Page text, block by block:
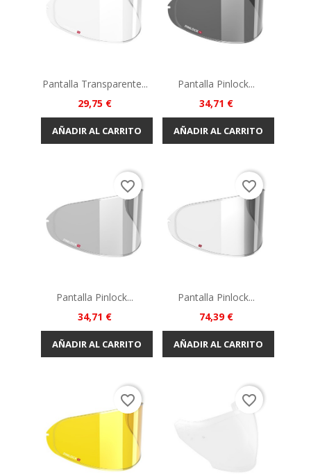
Pantalla Transparente...
Precio
29,75 €
AÑADIR AL CARRITO
Pantalla Pinlock...
Precio
34,71 €
AÑADIR AL CARRITO
Pantalla Pinlock...
Precio
34,71 €
AÑADIR AL CARRITO
favorite_border
Pantalla Pinlock...
Precio
74,39 €
AÑADIR AL CARRITO
favorite_border
favorite_border favorite_border